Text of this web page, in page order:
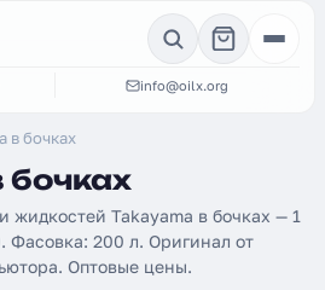
info@oilx.org
в бочках
бочках
жидкостей Takayama в бочках — 1
Фасовка: 200 л. Оригинал от
Оптовые цены.